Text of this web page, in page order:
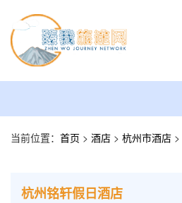
当前位置： 首页 > 酒店 > 杭州市酒店 >
杭州铭轩假日酒店